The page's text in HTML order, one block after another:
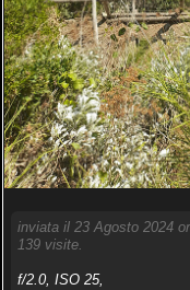
inviata il 23 Agosto 2024
139 visite.
f/2.0, ISO 25,